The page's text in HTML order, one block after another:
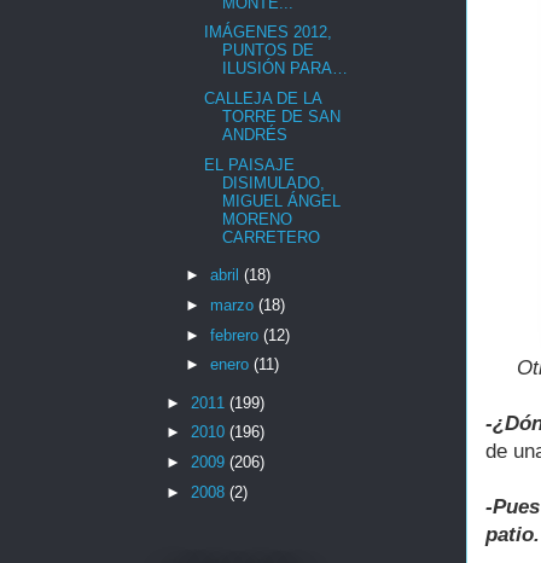
-
de
-
IMÁGENES 2012,
PUNTOS DE
ILUSIÓN PARA…
CALLEJA DE LA
TORRE DE SAN
ANDRÉS
EL PAISAJE
DISIMULADO,
MIGUEL ÁNGEL
MORENO
CARRETERO
► abril (18)
► marzo (18)
► febrero (12)
► enero (11)
► 2011 (199)
► 2010 (196)
► 2009 (206)
► 2008 (2)